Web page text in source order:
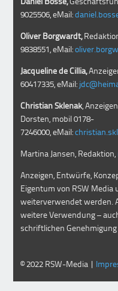
9025506, eMail:
Oliver Borgwardt,
9838551, eMail:
Jacqueline de Cillia,
60417335, eMail:
Christian Sklenak,
Dorsten, mobil0178-
7246000, eMail:
Martina Jansen, Redaktion,
Anzeigen, Entwürfe,
Eigentum von RSW
weiterverwendet werden.
weitere Verwendung –
schriftlichen Genehmigung
© 2022 RSW-Media |